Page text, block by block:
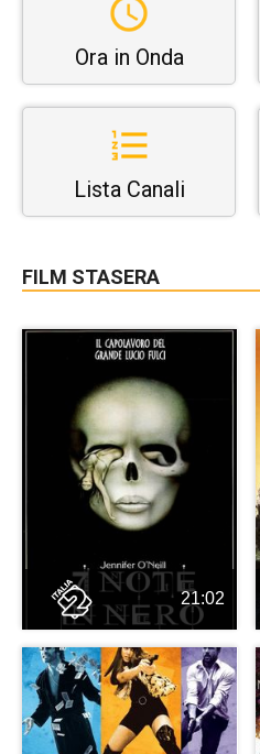
Ora in Onda
Lista Canali
FILM STASERA
21:02